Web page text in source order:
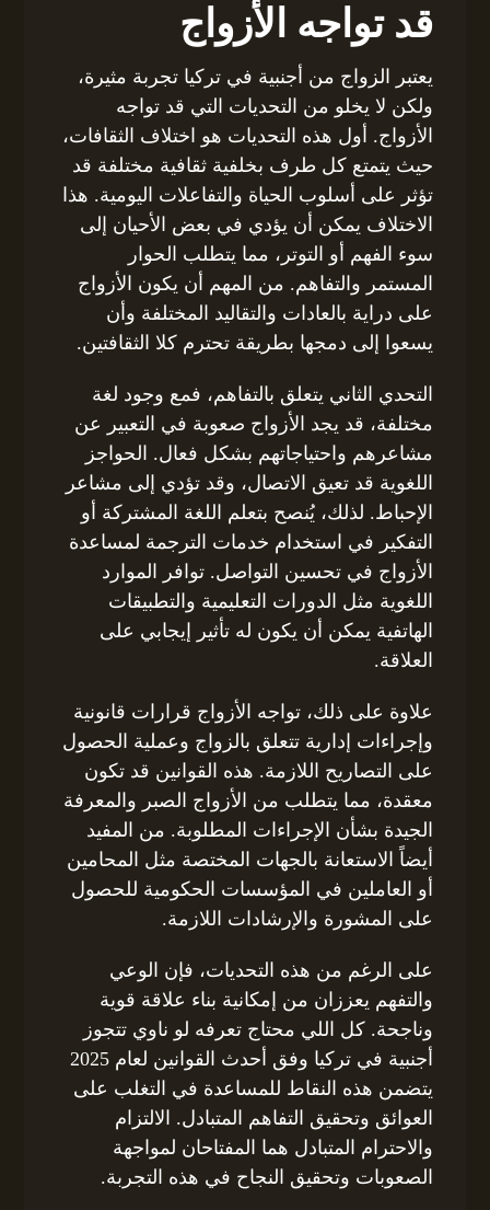
قد تواجه الأزواج
يعتبر الزواج من أجنبية في تركيا تجربة مثيرة،
ولكن لا يخلو من التحديات التي قد تواجه
الأزواج. أول هذه التحديات هو اختلاف الثقافات،
حيث يتمتع كل طرف بخلفية ثقافية مختلفة قد
تؤثر على أسلوب الحياة والتفاعلات اليومية. هذا
الاختلاف يمكن أن يؤدي في بعض الأحيان إلى
سوء الفهم أو التوتر، مما يتطلب الحوار
المستمر والتفاهم. من المهم أن يكون الأزواج
على دراية بالعادات والتقاليد المختلفة وأن
يسعوا إلى دمجها بطريقة تحترم كلا الثقافتين.
التحدي الثاني يتعلق بالتفاهم، فمع وجود لغة
مختلفة، قد يجد الأزواج صعوبة في التعبير عن
مشاعرهم واحتياجاتهم بشكل فعال. الحواجز
اللغوية قد تعيق الاتصال، وقد تؤدي إلى مشاعر
الإحباط. لذلك، يُنصح بتعلم اللغة المشتركة أو
التفكير في استخدام خدمات الترجمة لمساعدة
الأزواج في تحسين التواصل. توافر الموارد
اللغوية مثل الدورات التعليمية والتطبيقات
الهاتفية يمكن أن يكون له تأثير إيجابي على
العلاقة.
علاوة على ذلك، تواجه الأزواج قرارات قانونية
وإجراءات إدارية تتعلق بالزواج وعملية الحصول
على التصاريح اللازمة. هذه القوانين قد تكون
معقدة، مما يتطلب من الأزواج الصبر والمعرفة
الجيدة بشأن الإجراءات المطلوبة. من المفيد
أيضاً الاستعانة بالجهات المختصة مثل المحامين
أو العاملين في المؤسسات الحكومية للحصول
على المشورة والإرشادات اللازمة.
على الرغم من هذه التحديات، فإن الوعي
والتفهم يعززان من إمكانية بناء علاقة قوية
وناجحة. كل اللي محتاج تعرفه لو ناوي تتجوز
أجنبية في تركيا وفق أحدث القوانين لعام 2025
يتضمن هذه النقاط للمساعدة في التغلب على
العوائق وتحقيق التفاهم المتبادل. الالتزام
والاحترام المتبادل هما المفتاحان لمواجهة
الصعوبات وتحقيق النجاح في هذه التجربة.